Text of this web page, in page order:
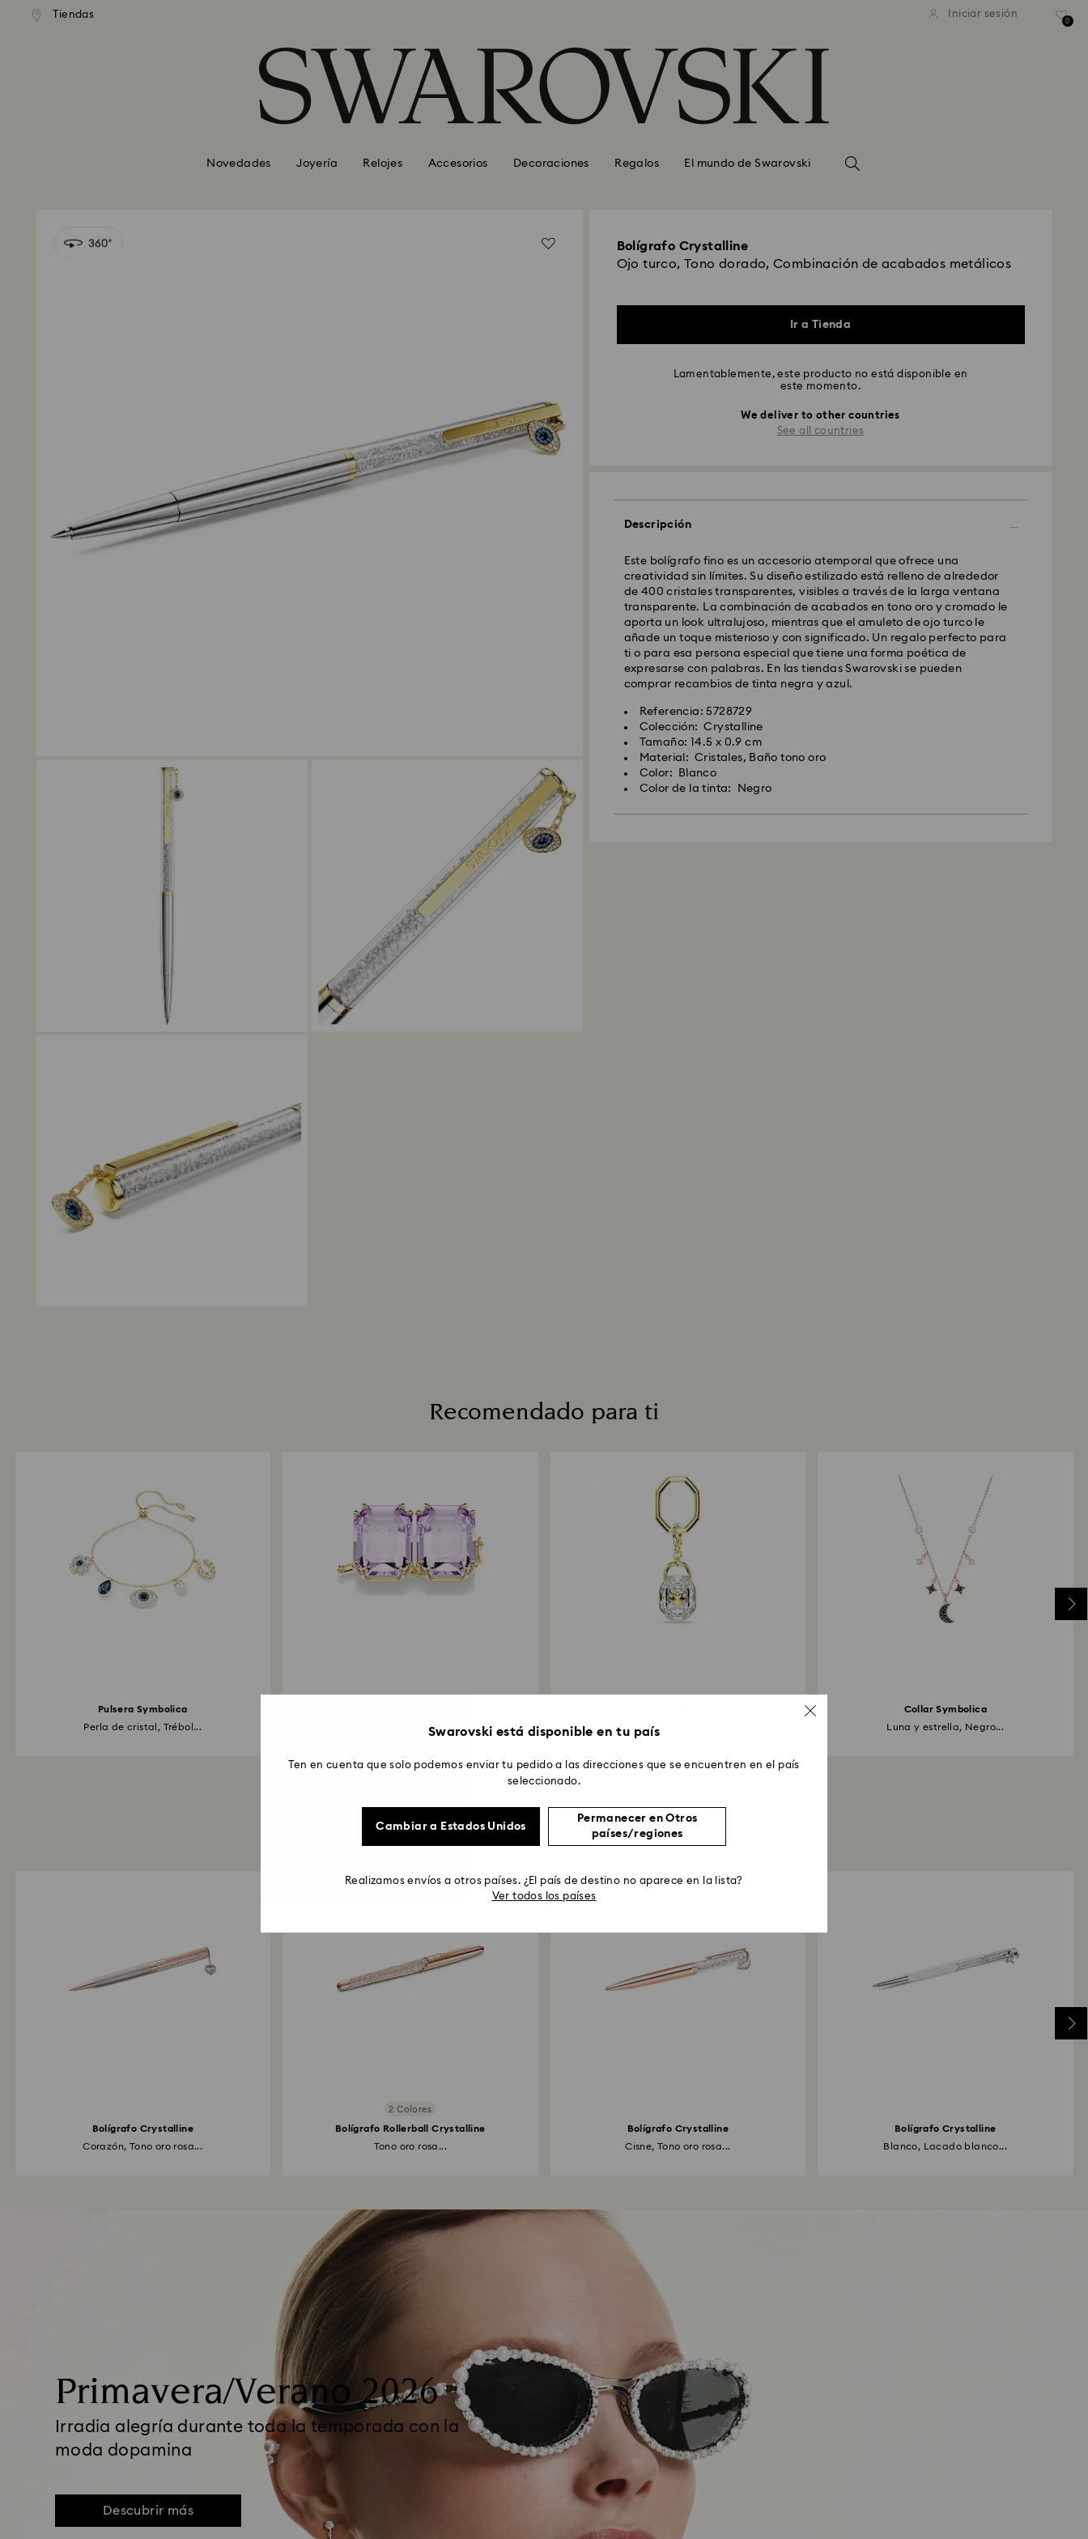
Accesskeys list
Tiendas Iniciar sesión
0
Novedades Joyería Relojes Accesorios Decoraciones Regalos El mundo de Swarovski
Bolígrafo Crystalline
Ojo turco, Tono dorado, Combinación de acabados metálicos
Ir a Tienda
Lamentablemente, este producto no está disponible en
este momento.
We deliver to other countries
See all countries
Descripción
Este bolígrafo fino es un accesorio atemporal que ofrece una
creatividad sin límites. Su diseño estilizado está relleno de alrededor
de 400 cristales transparentes, visibles a través de la larga ventana
transparente. La combinación de acabados en tono oro y cromado le
aporta un look ultralujoso, mientras que el amuleto de ojo turco le
añade un toque misterioso y con significado. Un regalo perfecto para
ti o para esa persona especial que tiene una forma poética de
expresarse con palabras. En las tiendas Swarovski se pueden
comprar recambios de tinta negra y azul.
Referencia: 5728729
Colección: Crystalline
Tamaño: 14.5 x 0.9 cm
Material: Cristales, Baño tono oro
Color: Blanco
Color de la tinta: Negro
Recomendado para ti
Pulsera Symbolica
Perla de cristal, Trébol...
Talla octogonal, Morado...
Talla ovalada, Blanco, Baño tono oro
Collar Symbolica
Luna y estrella, Negro...
También podría gustarte
Bolígrafo Crystalline
Corazón, Tono oro rosa...
2 Colores
Bolígrafo Rollerball Crystalline
Tono oro rosa...
Bolígrafo Crystalline
Cisne, Tono oro rosa...
Bolígrafo Crystalline
Blanco, Lacado blanco...
Primavera/Verano 2026
Irradia alegría durante toda la temporada con la
moda dopamina
Descubrir más
Swarovski está disponible en tu país
Ten en cuenta que solo podemos enviar tu pedido a las direcciones que se encuentren en el país
seleccionado.
Cambiar a Estados Unidos
Permanecer en Otros
países/regiones
Realizamos envíos a otros países. ¿El país de destino no aparece en la lista?
Ver todos los países